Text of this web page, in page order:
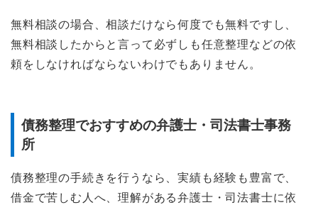
無料相談の場合、相談だけなら何度でも無料ですし、
無料相談したからと言って必ずしも任意整理などの依
頼をしなければならないわけでもありません。
債務整理でおすすめの弁護士・司法書士事務
所
債務整理の手続きを行うなら、実績も経験も豊富で、
借金で苦しむ人へ、理解がある弁護士・司法書士に依